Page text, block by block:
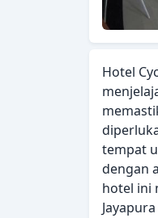
Hotel
tempat
dengan
hotel ini